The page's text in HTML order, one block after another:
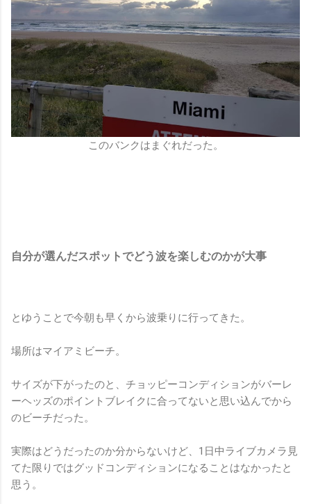
このバンクはまぐれだった。
自分が選んだスポットでどう波を楽しむのかが大事
とゆうことで今朝も早くから波乗りに行ってきた。
場所はマイアミビーチ。
サイズが下がったのと、チョッピーコンディションがバーレ
ーヘッズのポイントブレイクに合ってないと思い込んでから
のビーチだった。
実際はどうだったのか分からないけど、1日中ライブカメラ見
てた限りではグッドコンディションになることはなかったと
思う。